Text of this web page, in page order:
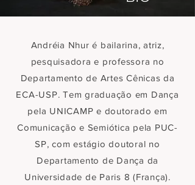
Andréia Nhur é bailarina, atriz,
pesquisadora e professora no
Departamento de Artes Cênicas da
ECA-USP. Tem graduação em Dança
pela UNICAMP e doutorado em
Comunicação e Semiótica pela PUC-
SP, com estágio doutoral no
Departamento de Dança da
Universidade de Paris 8 (França).